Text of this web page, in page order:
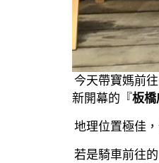
今天帶寶媽前
新開幕的『板橋
地理位置極佳
若是騎車前往